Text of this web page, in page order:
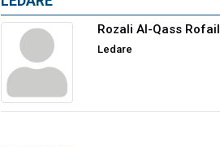
Rozali Al-Qass Rofail
Ledare